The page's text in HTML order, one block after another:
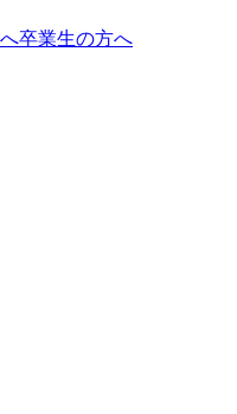
卒業生の方へ